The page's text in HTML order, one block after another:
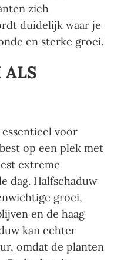
zich
duidelijk waar je
en sterke groei.
ALS
voor
op een plek met
extreme
dag. Halfschaduw
groei,
en de haag
kan echter
omdat de planten